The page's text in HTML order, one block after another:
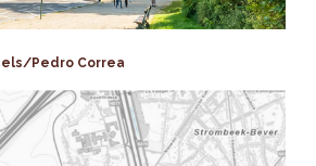
Pedro Correa